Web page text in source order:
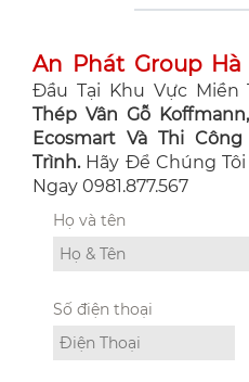
An Phát Group Hà
Đầu Tại Khu Vực Miền
Thép Vân Gỗ
Ecosmart Và Thi
Trình. Hãy Để Chúng
Ngay 0981.877.567
Họ và tên
Số điện thoại